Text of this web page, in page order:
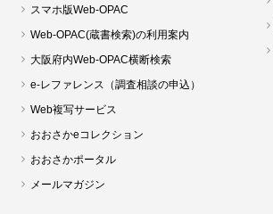
スマホ版Web-OPAC
Web-OPAC(蔵書検索)の利用案内
大阪府内Web-OPAC横断検索
e-レファレンス（調査相談の申込）
Web複写サービス
おおさかeコレクション
おおさかポータル
メールマガジン